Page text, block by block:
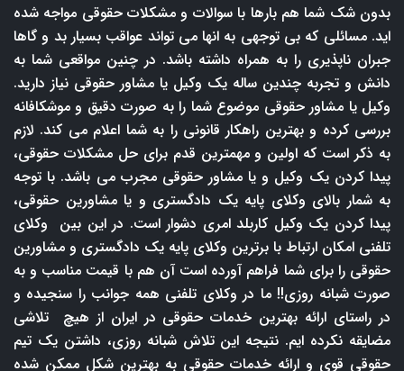
بدون شک شما هم بارها با سوالات و مشکلات حقوقی مواجه شده
اید. مسائلی که بی توجهی به انها می تواند عواقب بسیار بد و گاها
جبران ناپذیری را به همراه داشته باشد. در چنین مواقعی شما به
دانش و تجربه چندین ساله یک وکیل یا مشاور حقوقی نیاز دارید.
وکیل یا مشاور حقوقی موضوع شما را به صورت دقیق و موشکافانه
بررسی کرده و بهترین راهکار قانونی را به شما اعلام می کند. لازم
به ذکر است که اولین و مهمترین قدم برای حل مشکلات حقوقی،
پیدا کردن یک وکیل و یا مشاور حقوقی مجرب می باشد. با توجه
به شمار بالای وکلای پایه یک دادگستری و یا مشاورین حقوقی،
پیدا کردن یک وکیل کاربلد امری دشوار است. در این بین وکلای
تلفنی امکان ارتباط با برترین وکلای پایه یک دادگستری و مشاورین
حقوقی را برای شما فراهم آورده است آن هم با قیمت مناسب و به
صورت شبانه روزی!! ما در وکلای تلفنی همه جوانب را سنجیده و
در راستای ارائه بهترین خدمات حقوقی در ایران از هیچ تلاشی
مضایقه نکرده ایم. نتیجه این تلاش شبانه روزی، داشتن یک تیم
حقوقی قوی و ارائه خدمات حقوقی به بهترین شکل ممکن شده